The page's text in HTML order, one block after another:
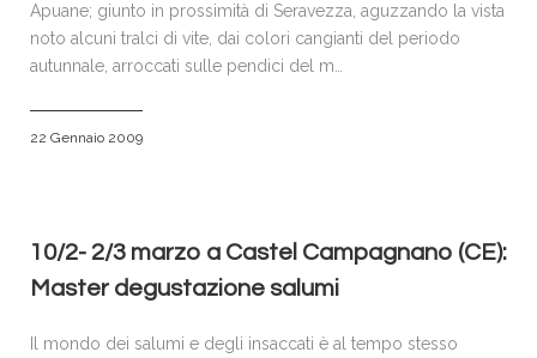
NEWS
CONTATTI
POLICY
Apuane; giunto in prossimità di Seravezza, aguzzando la vista
noto alcuni tralci di vite, dai colori cangianti del periodo
autunnale, arroccati sulle pendici del m…
22 Gennaio 2009
10/2- 2/3 marzo a Castel Campagnano (CE):
Master degustazione salumi
Il mondo dei salumi e degli insaccati è al tempo stesso